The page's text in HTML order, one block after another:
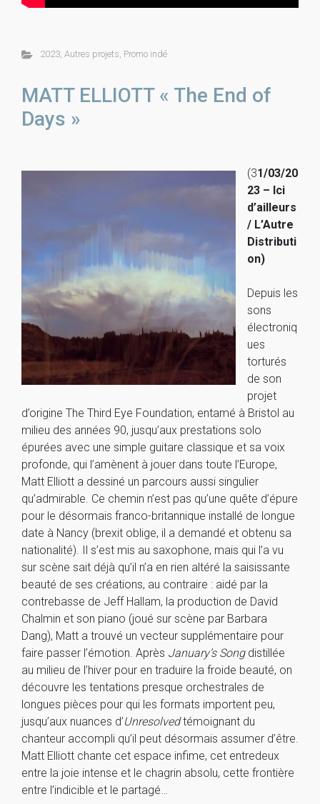
2023, Autres projets, Promo indé
MATT ELLIOTT « The End of
Days »
(31/03/20
23 – Ici
d’ailleurs
/ L’Autre
Distributi
on)
Depuis les
sons
électroniq
ues
torturés
de son
projet
d’origine The Third Eye Foundation, entamé à Bristol au
milieu des années 90, jusqu’aux prestations solo
épurées avec une simple guitare classique et sa voix
profonde, qui l’amènent à jouer dans toute l’Europe,
Matt Elliott a dessiné un parcours aussi singulier
qu’admirable. Ce chemin n’est pas qu’une quête d’épure
pour le désormais franco-britannique installé de longue
date à Nancy (brexit oblige, il a demandé et obtenu sa
nationalité). Il s’est mis au saxophone, mais qui l’a vu
sur scène sait déjà qu’il n’a en rien altéré la saisissante
beauté de ses créations, au contraire : aidé par la
contrebasse de Jeff Hallam, la production de David
Chalmin et son piano (joué sur scène par Barbara
Dang), Matt a trouvé un vecteur supplémentaire pour
faire passer l’émotion. Après January’s Songdistillée
au milieu de l’hiver pour en traduire la froide beauté, on
découvre les tentations presque orchestrales de
longues pièces pour qui les formats importent peu,
jusqu’aux nuances d’Unresolvedtémoignant du
chanteur accompli qu’il peut désormais assumer d’être.
Matt Elliott chante cet espace infime, cet entredeux
entre la joie intense et le chagrin absolu, cette frontière
entre l’indicible et le partagé…